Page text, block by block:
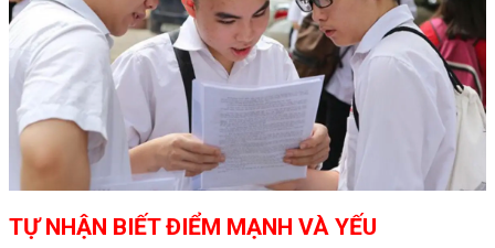
TỰ NHẬN BIẾT ĐIỂM MẠNH VÀ YẾU